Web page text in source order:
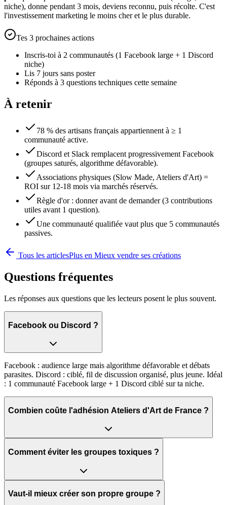
niche), donne pendant 3 mois, deviens reconnu, puis récolte. C'est
l'investissement marketing le moins cher et le plus durable.
Tes 3 prochaines actions
Inscris-toi à 2 communautés (1 Facebook large + 1 Discord
niche)
Lis 7 jours sans poster
Réponds à 3 questions techniques cette semaine
À retenir
78 % des artisans français appartiennent à ≥ 1
communauté active.
Discord et Slack remplacent progressivement Facebook
(groupes saturés, algorithme défavorable).
Associations physiques (Slow Made, Ateliers d'Art) =
ROI sur 12-18 mois via marchés réservés.
Règle d'or : donner avant de demander (3 contributions
utiles avant 1 question).
Une communauté qualifiée vaut plus que 5 communautés
passives.
Tous les articlesPlus en Mieux vendre ses créations
Questions fréquentes
Les réponses aux questions que les lecteurs posent le plus souvent.
Facebook ou Discord ?
Facebook : audience large mais algorithme défavorable et débats
parasites. Discord : ciblé, fil de discussion organisé, plus jeune. Idéal
: 1 communauté Facebook large + 1 Discord ciblé sur ta niche.
Combien coûte l'adhésion Ateliers d'Art de France ?
Comment éviter les groupes toxiques ?
Vaut-il mieux créer son propre groupe ?